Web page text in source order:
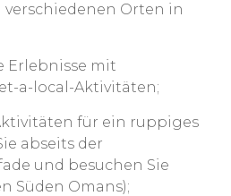
Orten in
Erlebnisse mit
a-local-Aktivitäten;
für ein ruppiges
abseits der
und besuchen Sie
Süden Omans);